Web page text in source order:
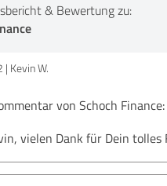
& Bewertung zu:
Kevin W.
von Schoch Finance:
vielen Dank für Dein tolles